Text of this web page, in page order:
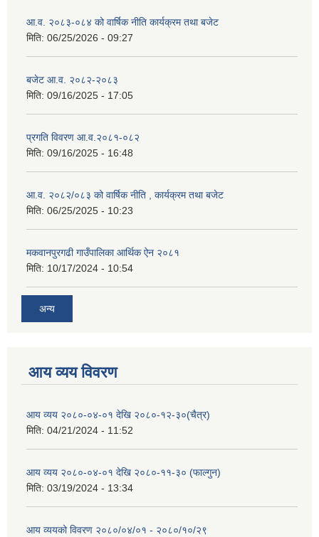
आ.व. २०८३-०८४ को वार्षिक नीति कार्यक्रम तथा बजेट
मिति: 06/25/2026 - 09:27
बजेट आ.व. २०८२-२०८३
मिति: 09/16/2025 - 17:05
प्रगति विवरण आ.व.२०८१-०८२
मिति: 09/16/2025 - 16:48
आ.व. २०८२/०८३ को वार्षिक नीति , कार्यक्रम तथा बजेट
मिति: 06/25/2025 - 10:23
मकवानपुरगढी गाउँपालिका आर्थिक ‌‌‌ऐन २०८१
मिति: 10/17/2024 - 10:54
अन्य
आय व्यय विवरण
आय व्यय २०८०-०४-०१ देखि २०८०-१२-३०(चैत्र)
मिति: 04/21/2024 - 11:52
आय व्यय २०८०-०४-०१ देखि २०८०-११-३० (फाल्गुन)
मिति: 03/19/2024 - 13:34
आय व्ययको विवरण २०८०/०४/०१ - २०८०/१०/२९